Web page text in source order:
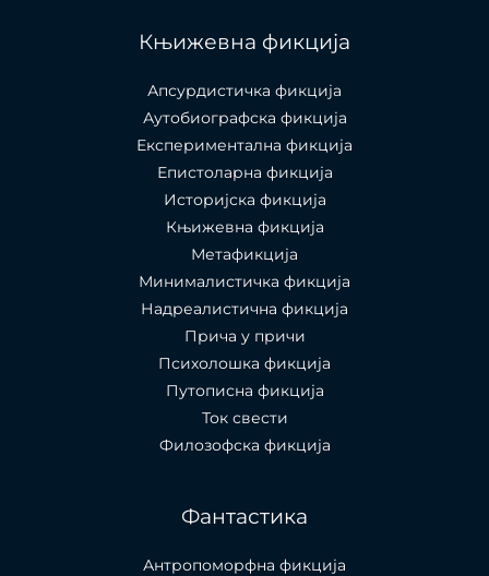
Књижевна фикција
Апсурдистичка фикција
Аутобиографска фикција
Експериментална фикција
Епистоларна фикција
Историјска фикција
Књижевна фикција
Метафикција
Минималистичка фикција
Надреалистична фикција
Прича у причи
Психолошкa фикција
Путописна фикција
Ток свести
Филозофска фикција
Фантастика
Антропоморфна фикција